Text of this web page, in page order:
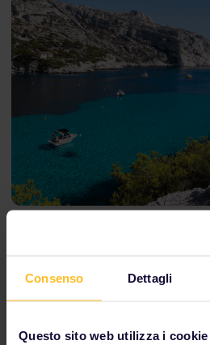
Consenso Dettagli
Questo sito web utilizza i cookie
Durata del viaggio: 1 mese o più
Interrail Global Pass